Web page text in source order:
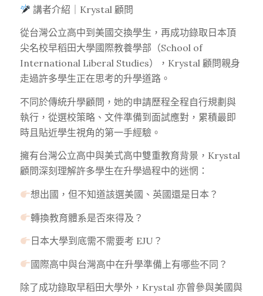
講者介紹｜Krystal 顧問
從台灣公立高中到美國交換學生，再成功錄取日本頂
尖名校早稻田大學國際教養學部（School of
International Liberal Studies），Krystal 顧問親身
走過許多學生正在思考的升學道路。
不同於傳統升學顧問，她的申請歷程全程自行規劃與
執行，從選校策略、文件準備到面試應對，累積最即
時且貼近學生視角的第一手經驗。
擁有台灣公立高中與美式高中雙重教育背景，Krystal
顧問深刻理解許多學生在升學過程中的迷惘：
想出國，但不知道該選美國、英國還是日本？
轉換教育體系是否來得及？
日本大學到底需不需要考 EJU？
國際高中與台灣高中在升學準備上有哪些不同？
除了成功錄取早稻田大學外，Krystal 亦曾參與美國與